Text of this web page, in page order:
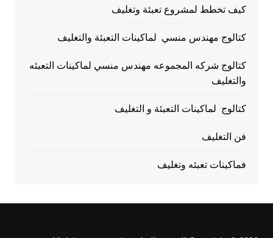
كيف تخطط لمشروع تعبئة وتغليف
كتالوج مهندس منسي لماكينات التعبئة والتغليف
كتالوج شركه المجموعه مهندس منسي لماكينات التعبئه
والتغليف
كتالوج لماكينات التعبئة و التغليف
فن التغليف
فماكينات تعبئه وتغليف